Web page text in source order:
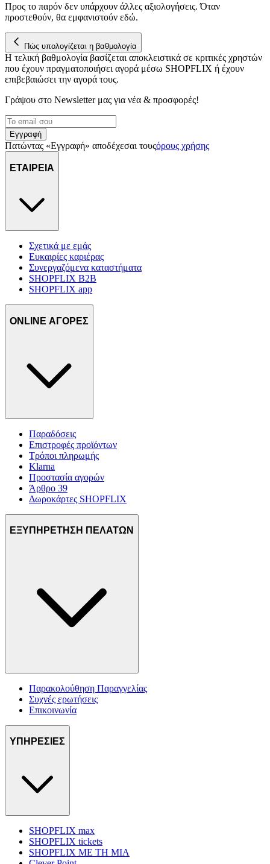
Προς το παρόν δεν υπάρχουν άλλες αξιολογήσεις. Όταν
προστεθούν, θα εμφανιστούν εδώ.
Πώς υπολογίζεται η βαθμολογία
Η τελική βαθμολογία βασίζεται αποκλειστικά σε κριτικές χρηστών
που έχουν πραγματοποιήσει αγορά μέσω SHOPFLIX ή έχουν
επιβεβαιώσει την αγορά τους.
Γράψου στο Νewsletter μας για νέα & προσφορές!
Εγγραφή
Πατώντας «Εγγραφή» αποδέχεσαι τουςόρους χρήσης
ΕΤΑΙΡΕΙΑ
Σχετικά με εμάς
Ευκαιρίες καριέρας
Συνεργαζόμενα καταστήματα
SHOPFLIX B2B
SHOPFLIX app
ONLINE ΑΓΟΡΕΣ
Παραδόσεις
Επιστροφές προϊόντων
Τρόποι πληρωμής
Klarna
Προστασία αγορών
Άρθρο 39
Δωροκάρτες SHOPFLIX
ΕΞΥΠΗΡΕΤΗΣΗ ΠΕΛΑΤΩΝ
Παρακολούθηση Παραγγελίας
Συχνές ερωτήσεις
Επικοινωνία
ΥΠΗΡΕΣΙΕΣ
SHOPFLIX max
SHOPFLIX tickets
SHOPFLIX ΜΕ ΤΗ ΜΙΑ